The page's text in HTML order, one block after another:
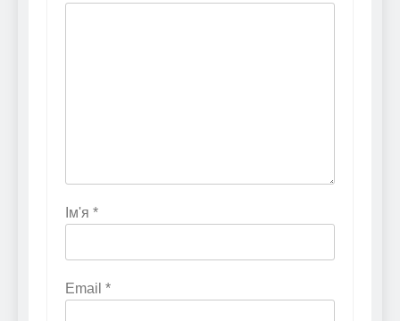
Ім'я *
Email *